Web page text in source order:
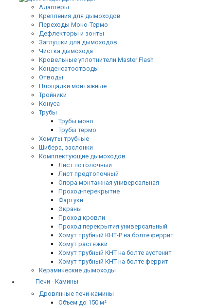
Адаптеры
Крепления для дымоходов
Переходы Моно-Термо
Дефлекторы и зонты
Заглушки для дымоходов
Чистка дымохода
Кровельные уплотнители Master Flash
Конденсатоотводы
Отводы
Площадки монтажные
Тройники
Конуса
Трубы
Трубы моно
Трубы термо
Хомуты трубные
Шибера, заслонки
Комплектующие дымоходов
Лист потолочный
Лист предтопочный
Опора монтажная универсальная
Проход-перекрытие
Фартуки
Экраны
Проход кровли
Проход перекрытия универсальный
Хомут трубный КНТ-Р на болте феррит
Хомут растяжки
Хомут трубный КНТ на болте аустенит
Хомут трубный КНТ на болте феррит
Керамические дымоходы
Печи - Камины
Дровянные печи-камины
Объем до 150 м²